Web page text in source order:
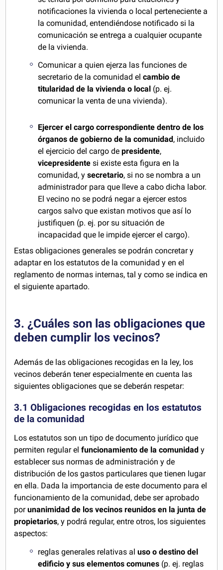
notificaciones la vivienda o local perteneciente a
la comunidad, entendiéndose notificado si la
comunicación se entrega a cualquier ocupante
de la vivienda.
Comunicar a quien ejerza las funciones de
secretario de la comunidad elcambio de
titularidad de la vivienda o local (p. ej.
comunicar la venta de una vivienda).
Ejercer el cargo correspondiente dentro de los
órganos de gobierno de la comunidad , incluido
el ejercicio del cargo depresidente,
vicepresidente si existe esta figura en la
comunidad, ysecretario, si no se nombra a un
administrador para que lleve a cabo dicha labor.
El vecino no se podrá negar a ejercer estos
cargos salvo que existan motivos que así lo
justifiquen (p. ej. por su situación de
incapacidad que le impide ejercer el cargo).
Estas obligaciones generales se podrán concretar y
adaptar en los estatutos de la comunidad y en el
reglamento de normas internas, tal y como se indica en
el siguiente apartado.
3. ¿Cuáles son las obligaciones que
deben cumplir los vecinos?
Además de las obligaciones recogidas en la ley, los
vecinos deberán tener especialmente en cuenta las
siguientes obligaciones que se deberán respetar:
3.1 Obligaciones recogidas en los estatutos
de la comunidad
Los estatutos son un tipo de documento jurídico que
permiten regular elfuncionamiento de la comunidad y
establecer sus normas de administración y de
distribución de los gastos particulares que tienen lugar
en ella. Dada la importancia de este documento para el
funcionamiento de la comunidad, debe ser aprobado
porunanimidad de los vecinos reunidos en la junta de
propietarios, y podrá regular, entre otros, los siguientes
aspectos:
reglas generales relativas aluso o destino del
edificio y sus elementos comunes (p. ej. reglas